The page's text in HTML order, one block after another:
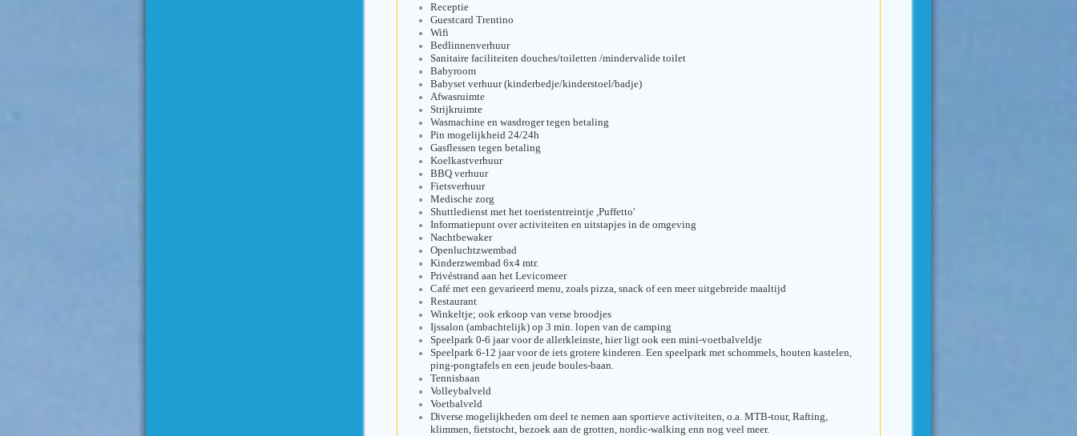
Receptie
Guestcard Trentino
Wifi
Bedlinnenverhuur
Sanitaire faciliteiten douches/toiletten /mindervalide toilet
Babyroom
Babyset verhuur (kinderbedje/kinderstoel/badje)
Afwasruimte
Strijkruimte
Wasmachine en wasdroger tegen betaling
Pin mogelijkheid 24/24h
Gasflessen tegen betaling
Koelkastverhuur
BBQ verhuur
Fietsverhuur
Medische zorg
Shuttledienst met het toeristentreintje ,Puffetto'
Informatiepunt over activiteiten en uitstapjes in de omgeving
Nachtbewaker
Openluchtzwembad
Kinderzwembad 6x4 mtr.
Privéstrand aan het Levicomeer
Café met een gevarieerd menu, zoals pizza, snack of een meer uitgebreide maaltijd
Restaurant
Winkeltje; ook erkoop van verse broodjes
Ijssalon (ambachtelijk) op 3 min. lopen van de camping
Speelpark 0-6 jaar voor de allerkleinste, hier ligt ook een mini-voetbalveldje
Speelpark 6-12 jaar voor de iets grotere kinderen. Een speelpark met schommels, houten kastelen,
ping-pongtafels en een jeude boules-baan.
Tennisbaan
Volleybalveld
Voetbalveld
Diverse mogelijkheden om deel te nemen aan sportieve activiteiten, o.a. MTB-tour, Rafting,
klimmen, fietstocht, bezoek aan de grotten, nordic-walking enn nog veel meer.